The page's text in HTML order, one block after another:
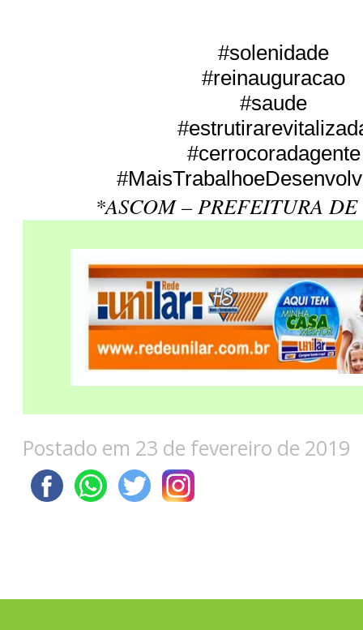
#solenidade
#reinauguracao
#saude
#cerrocoradagente
*ASCOM – PREFEITURA DE
Postado em 23 de fevereiro de 2019